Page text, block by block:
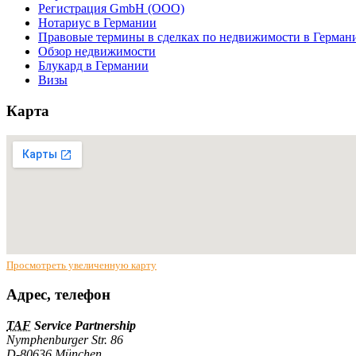
Регистрация GmbH (ООО)
Нотариус в Германии
Правовые термины в сделках по недвижимости в
Обзор недвижимости
Блукард в Германии
Визы
Карта
Просмотреть увеличенную карту
Адрес, телефон
TAF Service Partnership
Nymphenburger Str. 86